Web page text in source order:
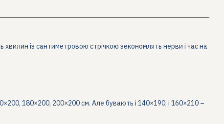
із сантиметровою стрічкою зекономлять нерви і час на
180×200, 200×200 см. Але бувають і 140×190, і 160×210 –